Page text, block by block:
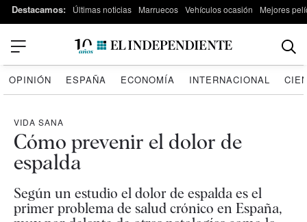
Destacamos: Últimas noticias Marruecos Vehículos ocasión Mejores
OPINIÓN ESPAÑA ECONOMÍA INTERNACIONAL
VIDA SANA
Cómo prevenir el dolor de
espalda
Según un estudio el dolor de espalda es el
primer problema de salud crónico en España,